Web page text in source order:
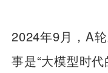
2024年9月，A
事是“大模型时